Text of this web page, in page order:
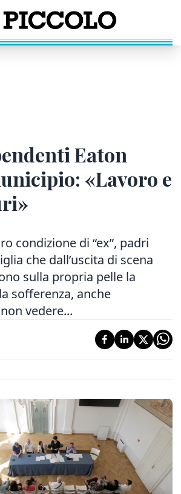
Eaton
«Lavoro e
condizione di “ex”, padri
che dall’uscita di scena
sulla propria pelle la
sofferenza, anche
vedere...